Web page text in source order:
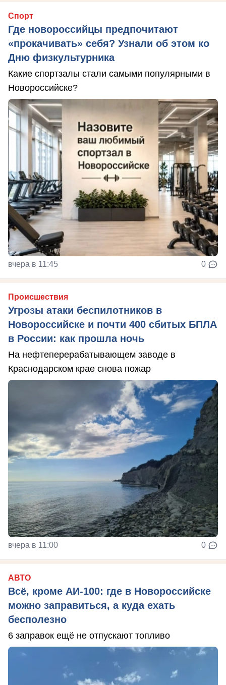
Спорт
Где новороссийцы предпочитают
«прокачивать» себя? Узнали об этом ко
Дню физкультурника
Какие спортзалы стали самыми популярными в
Новороссийске?
вчера в 11:45 0
Происшествия
Угрозы атаки беспилотников в
Новороссийске и почти 400 сбитых БПЛА
в России: как прошла ночь
На нефтеперерабатывающем заводе в
Краснодарском крае снова пожар
вчера в 11:00 0
АВТО
Всё, кроме АИ-100: где в Новороссийске
можно заправиться, а куда ехать
бесполезно
6 заправок ещё не отпускают топливо